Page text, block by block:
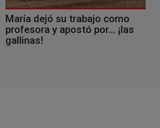
María dejó su trabajo como
profesora y apostó por... ¡las
gallinas!